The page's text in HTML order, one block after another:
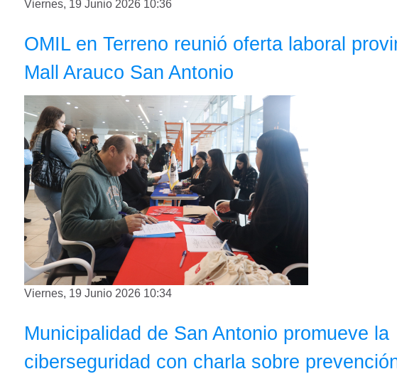
Viernes, 19 Junio 2026 10:36
OMIL en Terreno reunió oferta laboral
Mall Arauco San Antonio
Viernes, 19 Junio 2026 10:34
Municipalidad de San Antonio promueve la
ciberseguridad con charla sobre